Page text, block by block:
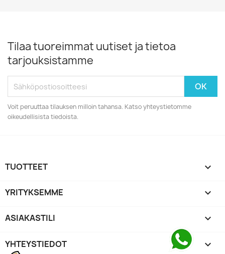
Tilaa tuoreimmat uutiset ja tietoa
tarjouksistamme
Voit peruuttaa tilauksen milloin tahansa. Katso yhteystietomme
oikeudellisista tiedoista.
TUOTTEET 
YRITYKSEMME 
ASIAKASTILI 
YHTEYSTIEDOT keyboard_arrow_down